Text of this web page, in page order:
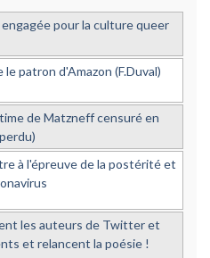
pour la culture queer
patron d'Amazon (F.Duval)
de Matzneff censuré en
à l'épreuve de la postérité et
les auteurs de Twitter et
et relancent la poésie !